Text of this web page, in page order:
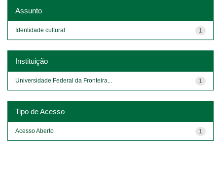
Assunto
1
Identidade cultural
Instituição
1
Universidade Federal da Fronteira...
Tipo de Acesso
1
Acesso Aberto